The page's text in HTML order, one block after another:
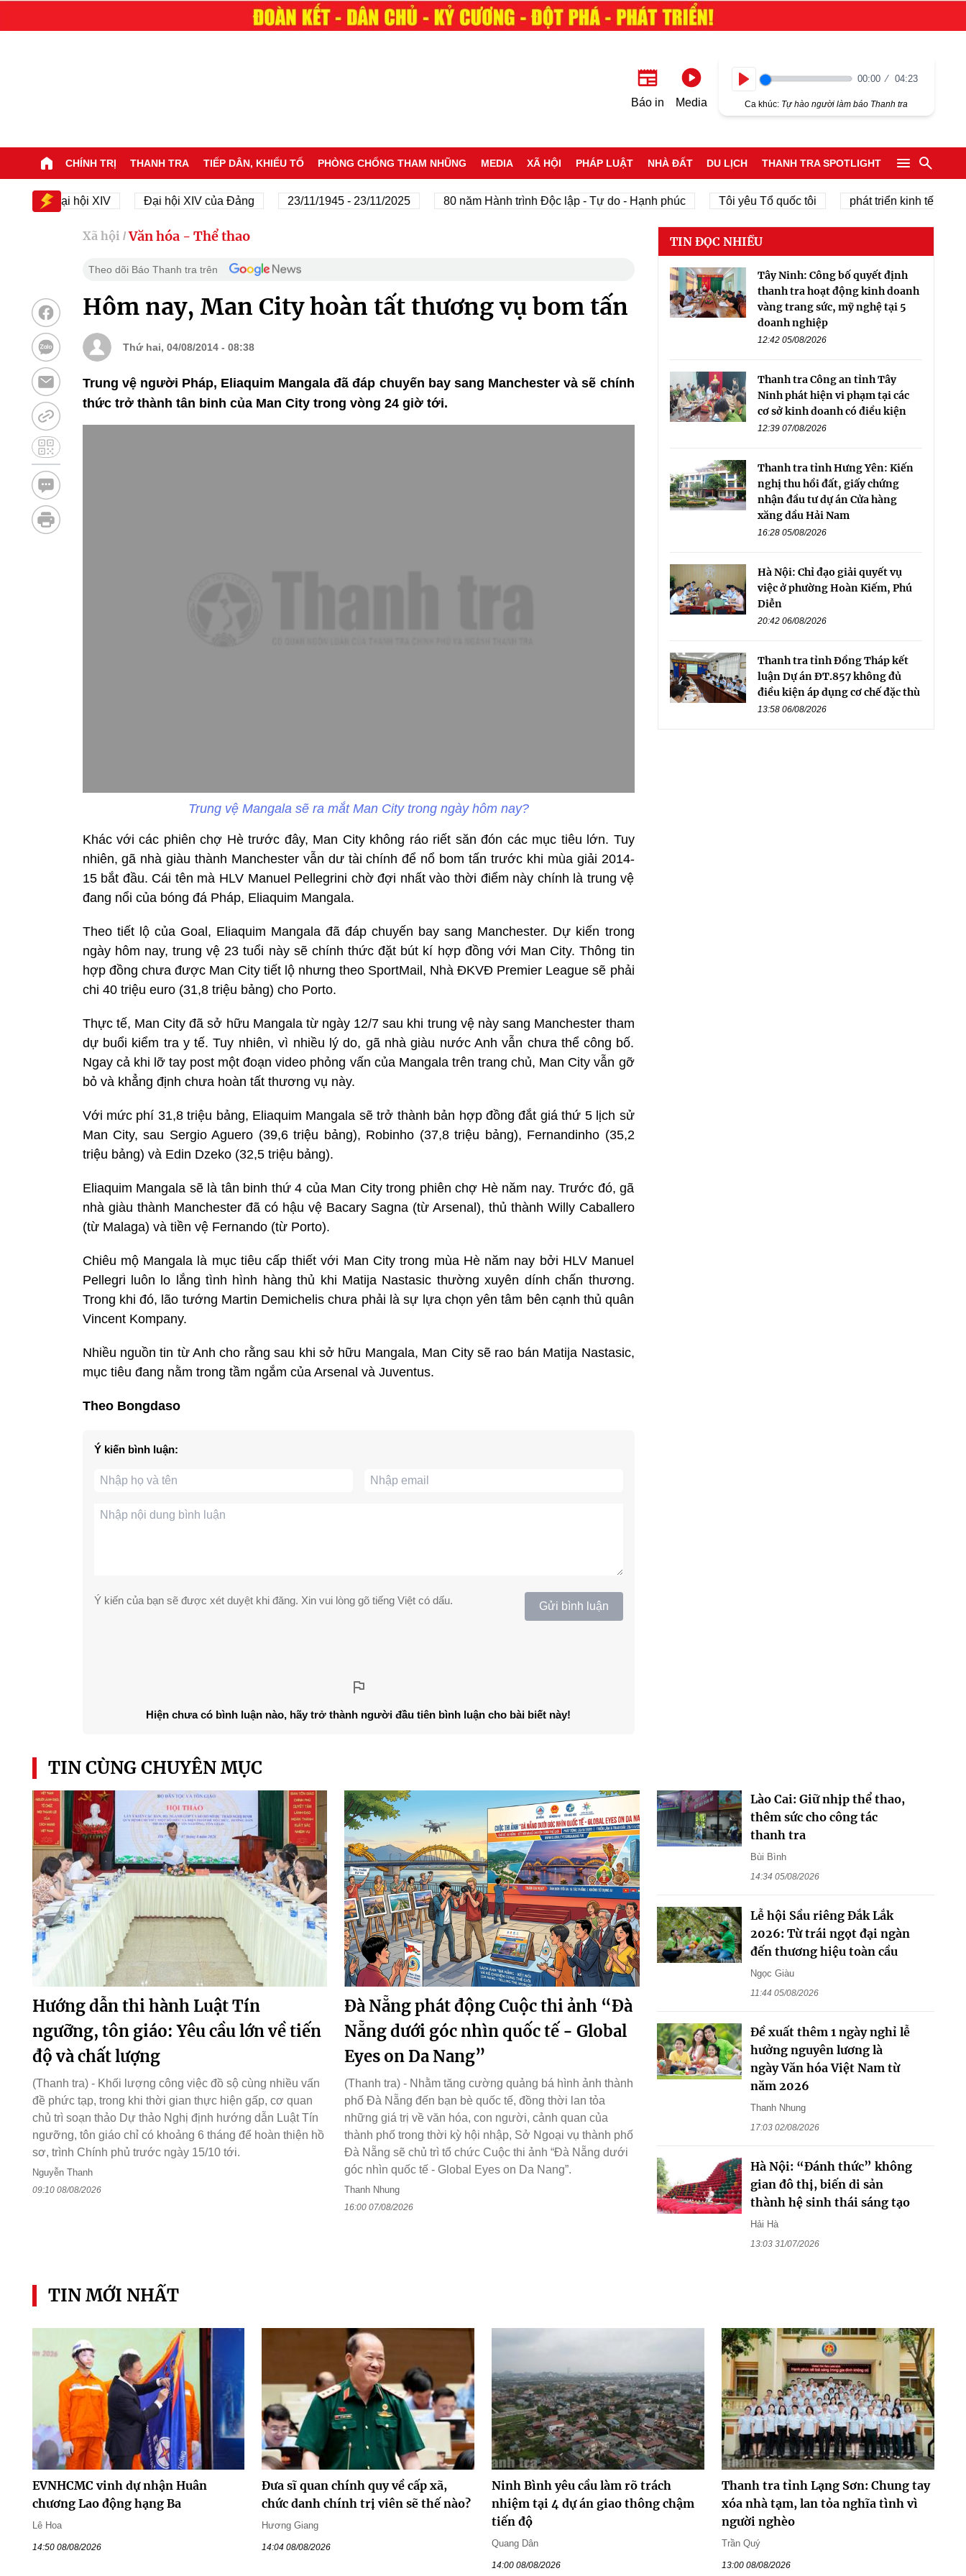
Báo in Media
00:00 04:23
Ca khúc: Tự hào người làm báo Thanh tra
CHÍNH TRỊ THANH TRA TIẾP DÂN, KHIẾU TỐ PHÒNG CHỐNG THAM NHŨNG MEDIA XÃ HỘI PHÁP LUẬT NHÀ ĐẤT DU LỊCH THANH TRA SPOTLIGHT
Đại hội XIV Đại hội XIV của Đảng 23/11/1945 - 23/11/2025 80 năm Hành trình Độc lập - Tự do - Hạnh phúc Tôi yêu Tổ quốc tôi phát triển kinh tế tư nhân
Xã hội / Văn hóa - Thể thao
Theo dõi Báo Thanh tra trên
Hôm nay, Man City hoàn tất thương vụ bom tấn
Thứ hai, 04/08/2014 - 08:38
Trung vệ người Pháp, Eliaquim Mangala đã đáp chuyến bay sang Manchester và sẽ chính
thức trở thành tân binh của Man City trong vòng 24 giờ tới.
Trung vệ Mangala sẽ ra mắt Man City trong ngày hôm nay?
Khác với các phiên chợ Hè trước đây, Man City không ráo riết săn đón các mục tiêu lớn. Tuy
nhiên, gã nhà giàu thành Manchester vẫn dư tài chính để nổ bom tấn trước khi mùa giải 2014-
15 bắt đầu. Cái tên mà HLV Manuel Pellegrini chờ đợi nhất vào thời điểm này chính là trung vệ
đang nổi của bóng đá Pháp, Eliaquim Mangala.
Theo tiết lộ của Goal, Eliaquim Mangala đã đáp chuyến bay sang Manchester. Dự kiến trong
ngày hôm nay, trung vệ 23 tuổi này sẽ chính thức đặt bút kí hợp đồng với Man City. Thông tin
hợp đồng chưa được Man City tiết lộ nhưng theo SportMail, Nhà ĐKVĐ Premier League sẽ phải
chi 40 triệu euro (31,8 triệu bảng) cho Porto.
Thực tế, Man City đã sở hữu Mangala từ ngày 12/7 sau khi trung vệ này sang Manchester tham
dự buổi kiểm tra y tế. Tuy nhiên, vì nhiều lý do, gã nhà giàu nước Anh vẫn chưa thể công bố.
Ngay cả khi lỡ tay post một đoạn video phỏng vấn của Mangala trên trang chủ, Man City vẫn gỡ
bỏ và khẳng định chưa hoàn tất thương vụ này.
Với mức phí 31,8 triệu bảng, Eliaquim Mangala sẽ trở thành bản hợp đồng đắt giá thứ 5 lịch sử
Man City, sau Sergio Aguero (39,6 triệu bảng), Robinho (37,8 triệu bảng), Fernandinho (35,2
triệu bảng) và Edin Dzeko (32,5 triệu bảng).
Eliaquim Mangala sẽ là tân binh thứ 4 của Man City trong phiên chợ Hè năm nay. Trước đó, gã
nhà giàu thành Manchester đã có hậu vệ Bacary Sagna (từ Arsenal), thủ thành Willy Caballero
(từ Malaga) và tiền vệ Fernando (từ Porto).
Chiêu mộ Mangala là mục tiêu cấp thiết với Man City trong mùa Hè năm nay bởi HLV Manuel
Pellegri luôn lo lắng tình hình hàng thủ khi Matija Nastasic thường xuyên dính chấn thương.
Trong khi đó, lão tướng Martin Demichelis chưa phải là sự lựa chọn yên tâm bên cạnh thủ quân
Vincent Kompany.
Nhiều nguồn tin từ Anh cho rằng sau khi sở hữu Mangala, Man City sẽ rao bán Matija Nastasic,
mục tiêu đang nằm trong tầm ngắm của Arsenal và Juventus.
Theo Bongdaso
Ý kiến bình luận:
Ý kiến của bạn sẽ được xét duyệt khi đăng. Xin vui lòng gõ tiếng Việt có dấu. Gửi bình luận
Hiện chưa có bình luận nào, hãy trở thành người đầu tiên bình luận cho bài biết này!
TIN ĐỌC NHIỀU
Tây Ninh: Công bố quyết định
thanh tra hoạt động kinh doanh
vàng trang sức, mỹ nghệ tại 5
doanh nghiệp
12:42 05/08/2026
Thanh tra Công an tỉnh Tây
Ninh phát hiện vi phạm tại các
cơ sở kinh doanh có điều kiện
12:39 07/08/2026
Thanh tra tỉnh Hưng Yên: Kiến
nghị thu hồi đất, giấy chứng
nhận đầu tư dự án Cửa hàng
xăng dầu Hải Nam
16:28 05/08/2026
Hà Nội: Chỉ đạo giải quyết vụ
việc ở phường Hoàn Kiếm, Phú
Diễn
20:42 06/08/2026
Thanh tra tỉnh Đồng Tháp kết
luận Dự án ĐT.857 không đủ
điều kiện áp dụng cơ chế đặc thù
13:58 06/08/2026
TIN CÙNG CHUYÊN MỤC
Hướng dẫn thi hành Luật Tín
ngưỡng, tôn giáo: Yêu cầu lớn về tiến
độ và chất lượng
(Thanh tra) - Khối lượng công việc đồ sộ cùng nhiều vấn
đề phức tạp, trong khi thời gian thực hiện gấp, cơ quan
chủ trì soạn thảo Dự thảo Nghị định hướng dẫn Luật Tín
ngưỡng, tôn giáo chỉ có khoảng 6 tháng để hoàn thiện hồ
sơ, trình Chính phủ trước ngày 15/10 tới.
Nguyễn Thanh
09:10 08/08/2026
Đà Nẵng phát động Cuộc thi ảnh “Đà
Nẵng dưới góc nhìn quốc tế - Global
Eyes on Da Nang”
(Thanh tra) - Nhằm tăng cường quảng bá hình ảnh thành
phố Đà Nẵng đến bạn bè quốc tế, đồng thời lan tỏa
những giá trị về văn hóa, con người, cảnh quan của
thành phố trong thời kỳ hội nhập, Sở Ngoại vụ thành phố
Đà Nẵng sẽ chủ trì tổ chức Cuộc thi ảnh “Đà Nẵng dưới
góc nhìn quốc tế - Global Eyes on Da Nang”.
Thanh Nhung
16:00 07/08/2026
Lào Cai: Giữ nhịp thể thao,
thêm sức cho công tác
thanh tra
Bùi Bình
14:34 05/08/2026
Lễ hội Sầu riêng Đắk Lắk
2026: Từ trái ngọt đại ngàn
đến thương hiệu toàn cầu
Ngọc Giàu
11:44 05/08/2026
Đề xuất thêm 1 ngày nghỉ lễ
hưởng nguyên lương là
ngày Văn hóa Việt Nam từ
năm 2026
Thanh Nhung
17:03 02/08/2026
Hà Nội: “Đánh thức” không
gian đô thị, biến di sản
thành hệ sinh thái sáng tạo
Hải Hà
13:03 31/07/2026
TIN MỚI NHẤT
EVNHCMC vinh dự nhận Huân
chương Lao động hạng Ba
Lê Hoa
14:50 08/08/2026
Đưa sĩ quan chính quy về cấp xã,
chức danh chính trị viên sẽ thế nào?
Hương Giang
14:04 08/08/2026
Ninh Bình yêu cầu làm rõ trách
nhiệm tại 4 dự án giao thông chậm
tiến độ
Quang Dân
14:00 08/08/2026
Thanh tra tỉnh Lạng Sơn: Chung tay
xóa nhà tạm, lan tỏa nghĩa tình vì
người nghèo
Trần Quý
13:00 08/08/2026